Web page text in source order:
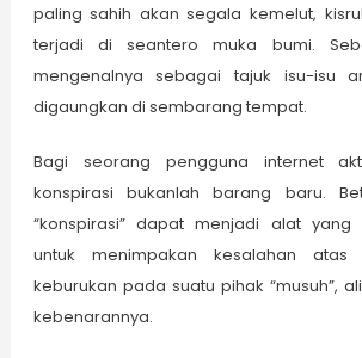
paling sahih akan segala kemelut,
terjadi di seantero muka bumi.
mengenalnya sebagai tajuk isu-isu
digaungkan di sembarang tempat.
Bagi seorang pengguna internet
konspirasi bukanlah barang baru.
“konspirasi” dapat menjadi alat yang
untuk menimpakan kesalahan atas
keburukan pada suatu pihak “musuh”,
kebenarannya.